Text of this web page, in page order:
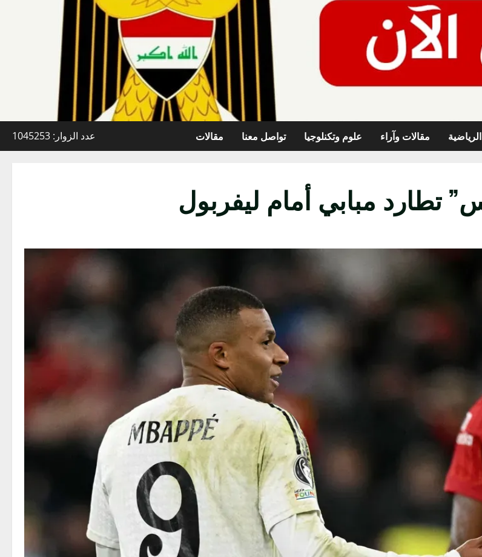
مقالات وآراء علوم وتكنلوجيا تواصل معنا مقالات عدد الزوار: 1045253
تطارد مبابي أمام ليفربول